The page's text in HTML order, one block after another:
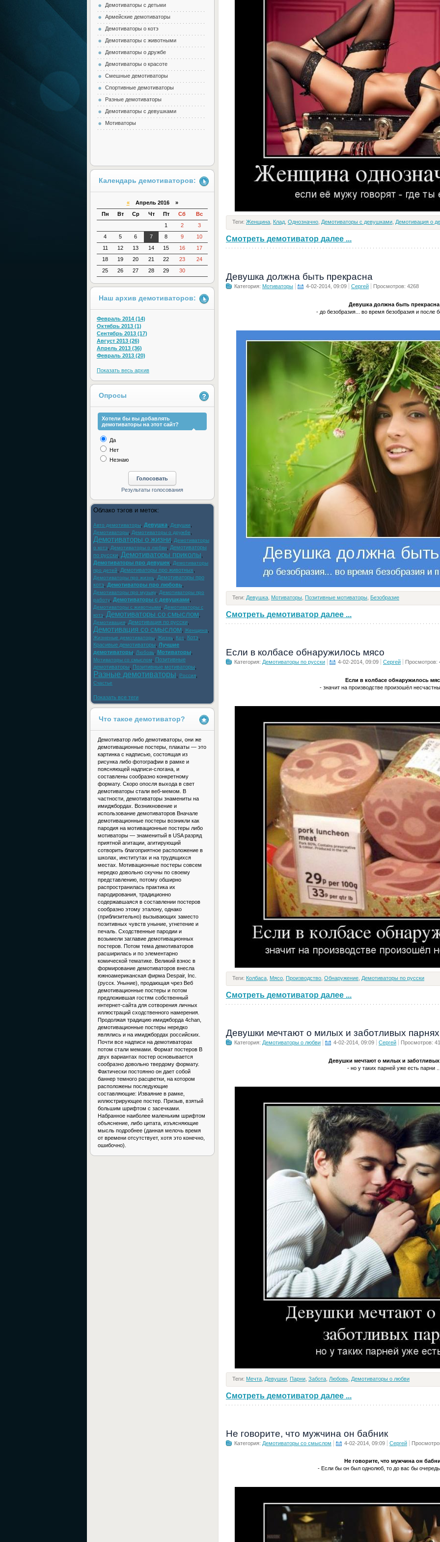
Теги: Женщина Клад Однозначно Демотиваторы с девушками Демотивация о
Смотреть демотиватор далее ...
Девушка должна быть прекрасна
Категория: Мотиваторы 4-02-2014, 09:09 Сергей Просмотров: 4268
Девушка должна быть прекрасна
- до безобразия... во время безобразия и после
Теги: Девушка Мотиваторы Позитивные мотиваторы Безобразие
Смотреть демотиватор далее ...
Если в колбасе обнаружилось мясо
Категория: Демотиваторы по русски 4-02-2014, 09:09 Сергей Просмотров:
Если в колбасе обнаружилось
- значит на производстве произошёл
Теги: Колбаса Мясо Производство Обнаружение Демотиваторы по русски
Смотреть демотиватор далее ...
Девушки мечтают о милых и заботливых парнях
Категория: Демотиваторы о любви 4-02-2014, 09:09 Сергей Просмотров:
Девушки мечтают о милых и заботливых
- но у таких парней уже есть парни
Теги: Мечта Девушки Парни Забота Любовь Демотиваторы о любви
Смотреть демотиватор далее ...
Не говорите, что мужчина он бабник
Категория: Демотиваторы со смыслом 4-02-2014, 09:09 Сергей
Не говорите, что мужчина он
- Если бы он был однолюб, то до вас бы
Демотиваторы с детьми
Армейские демотиваторы
Демотиваторы о котэ
Демотиваторы с животными
Демотиваторы о дружбе
Демотиваторы о красоте
Смешные демотиваторы
Спортивные демотиваторы
Разные демотиваторы
Демотиваторы с девушками
Мотиваторы
Календарь демотиваторов:
«Апрель 2016 »
Пн
Вт Ср Чт Пт Сб
Вс
1
2
3
4
5 6 7 8 9
10
11
12 13 14 15 16
17
18
19 20 21 22 23
24
25
26 27 28 29 30
Наш архив демотиваторов:
Февраль 2014 (14)
Октябрь 2013 (1)
Сентябрь 2013 (17)
Август 2013 (26)
Апрель 2013 (36)
Февраль 2013 (20)
Показать весь архив
Опросы
Хотели бы вы добавлять
демотиваторы на этот сайт?
Да
Нет
Незнаю
Облако тэгов и меток:
Авто демотиваторы Девушка Девушки
Демотиваторы Демотиваторы о дружбе
Демотиваторы о жизни
Демотиваторы
о котэ
Демотиваторы о любви
Демотиваторы
по русски Демотиваторы приколы
Демотиваторы про девушек
Демотиваторы
про детей
Демотиваторы про животных
Демотиваторы про жизнь
Демотиваторы про
котэ
Демотиваторы про любовь
Демотиваторы про музыку
Демотиваторы про
работу
Демотиваторы с девушками
Демотиваторы с животными
Демотиваторы с
котэ
Демотиваторы со смыслом
Демотивация Демотивация по русски
Демотивация со смыслом Женщина
Жизненые демотиваторы Жизнь Кот Котэ
Красивые демотиваторы Лучшие
демотиваторы
Любовь Мотиваторы
Мотиваторы со смыслом
Позитивные
демотиваторы
Позитивные мотиваторы
Разные демотиваторы Россия
Счастье
Показать все теги
Что такое демотиватор?
Демотиватор либо демотиваторы, они же
демотивационные постеры, плакаты — это
картинка с надписью, состоящая из
рисунка либо фотографии в рамке и
поясняющей надписи-слогана, и
составлены сообразно конкретному
формату. Скоро опосля выхода в свет
демотиваторы стали веб-мемом. В
частности, демотиваторы знамениты на
имиджбордах. Возникновение и
использование демотиваторов Вначале
демотивационные постеры возникли как
пародия на мотивационные постеры либо
мотиваторы — знаменитый в USA разряд
приятной агитации, агитирующий
сотворить благоприятное расположение в
школах, институтах и на трудящихся
местах. Мотивационные постеры совсем
нередко довольно скучны по своему
представлению, потому обширно
распространилась практика их
пародирования, традиционно
содержавшаяся в составлении постеров
сообразно этому эталону, однако
(приблизительно) вызывающих заместо
позитивных чувств уныние, угнетение и
печаль. Сходственные пародии и
возымели заглавие демотивационных
постеров. Потом тема демотиваторов
расширилась и по элементарно
комической тематике. Великий взнос в
формирование демотиваторов внесла
южноамериканская фирма Despair, Inc.
(русск. Уныние), продающая чрез Веб
демотивационные постеры и потом
предложившая гостям собственный
интернет-сайта для сотворения личных
иллюстраций сходственного намерения.
Продолжая традицию имиджборда 4chan,
демотивационные постеры нередко
являлись и на имиджбордах российских.
Почти все надписи на демотиваторах
потом стали мемами. Формат постеров В
двух вариантах постер основывается
сообразно довольно твердому формату.
Фактически постоянно он дает собой
баннер темного расцветки, на котором
расположены последующие
составляющие: Изваяние в рамке,
иллюстрирующее постер. Призыв, взятый
большим шрифтом с засечками.
Набранное наиболее маленьким шрифтом
объяснение, либо цитата, изъясняющие
мысль подробнее (данная мелочь время
от времени отсутствует, хотя это конечно,
ошибочно).